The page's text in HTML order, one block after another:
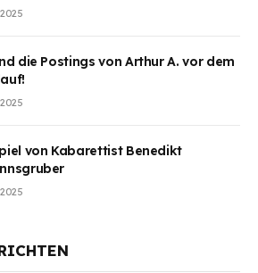
die Postings von Arthur A. vor dem
von Kabarettist Benedikt